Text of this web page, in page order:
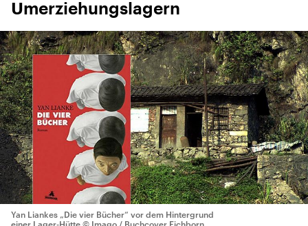
Umerziehungslagern
Yan Liankes „Die vier Bücher“ vor dem Hintergrund
einer Lager-Hütte © Imago / Buchcover Eichborn